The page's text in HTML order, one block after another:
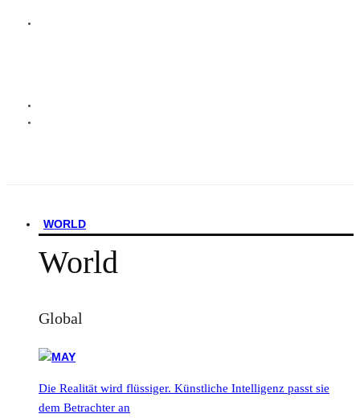
WORLD
World
Global
Die Realität wird flüssiger. Künstliche Intelligenz passt sie
dem Betrachter an